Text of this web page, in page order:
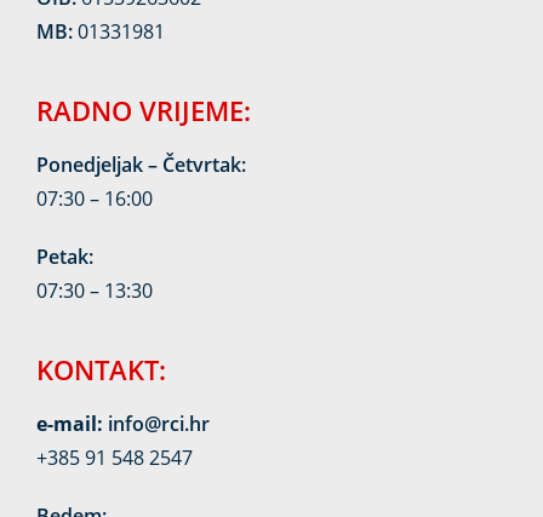
MB:01331981
RADNO VRIJEME:
Ponedjeljak – Četvrtak:
07:30 – 16:00
Petak:
07:30 – 13:30
KONTAKT:
e-mail: info@rci.hr
+385 91 548 2547